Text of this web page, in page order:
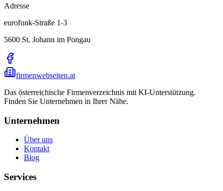
Adresse
eurofunk-Straße 1-3
5600 St. Johann im Pongau
firmenwebseiten.at
Das österreichische Firmenverzeichnis mit KI-Unterstützung.
Finden Sie Unternehmen in Ihrer Nähe.
Unternehmen
Über uns
Kontakt
Blog
Services